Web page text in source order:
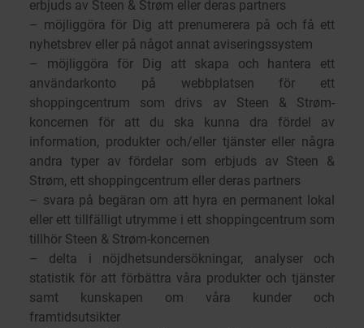
erbjuds av Steen & Strøm eller deras partners
– möjliggöra för Dig att prenumerera på och få ett
nyhetsbrev eller på något annat aviseringssystem
– möjliggöra för Dig att skapa och hantera ett
användarkonto på webbplatsen för ett
shoppingcentrum som drivs av Steen & Strøm-
koncernen för att du ska kunna dra fördel av
information, produkter och/eller tjänster eller några
andra typer av fördelar som erbjuds av Steen &
Strøm, ett shoppingcentrum eller deras partners
– svara på begäran om att hyra en permanent lokal
eller ett tillfälligt utrymme i ett shoppingcentrum som
tillhör Steen & Strøm-koncernen
– delta i nöjdhetsundersökningar, analyser och
statistik för att förbättra våra produkter och tjänster
samt kunskapen om våra kunder och
framtidsutsikter